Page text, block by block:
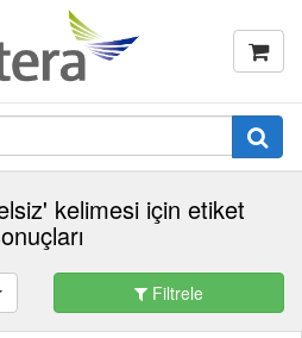
kelimesi için etiket
Filtrele